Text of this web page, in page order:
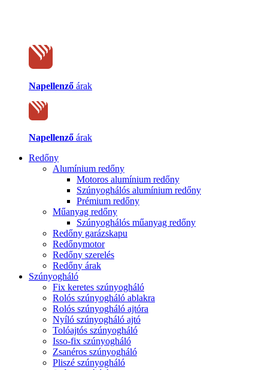
Napellenző árak
Napellenző árak
Redőny
Alumínium redőny
Motoros alumínium redőny
Szúnyoghálós alumínium redőny
Prémium redőny
Műanyag redőny
Szúnyoghálós műanyag redőny
Redőny garázskapu
Redőnymotor
Redőny szerelés
Redőny árak
Szúnyogháló
Fix keretes szúnyogháló
Rolós szúnyogháló ablakra
Rolós szúnyogháló ajtóra
Nyíló szúnyogháló ajtó
Tolóajtós szúnyogháló
Isso-fix szúnyogháló
Zsanéros szúnyogháló
Pliszé szúnyogháló